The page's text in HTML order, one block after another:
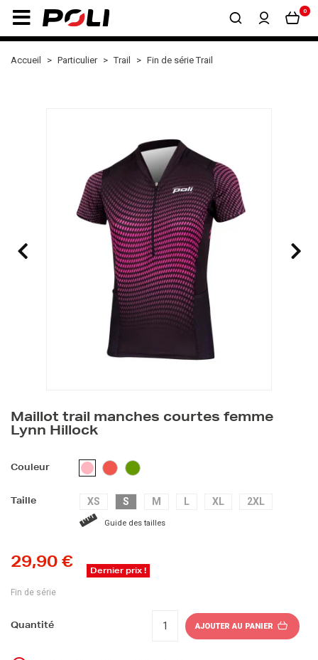
0
Accueil Particulier Trail Fin de série Trail
Maillot trail manches courtes femme
Lynn Hillock
Couleur ROSECORAILVERT
Taille XS S M L XL 2XL
Guide des tailles
29,90 € Dernier prix !
Fin de série
Quantité AJOUTER AU PANIER